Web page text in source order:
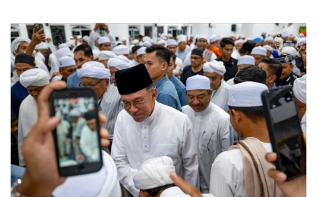
• Cyber BIZ
• ผู้จัดกวน
• Good health & Well-being
• Green Innovation & SD
• Management & HR
• MGR Live
• Infographic
• การเมือง